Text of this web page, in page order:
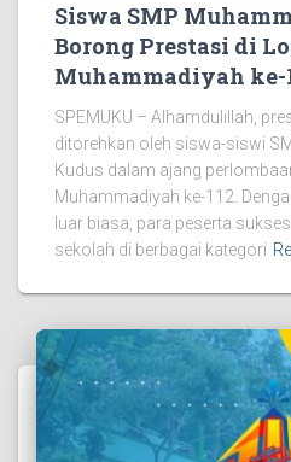
Siswa SMP
Borong Prestasi di
Muhammadiyah ke-
SPEMUKU – Alhamdulillah,
ditorehkan oleh siswa-siswi
Kudus dalam ajang
Muhammadiyah ke-112.
luar biasa, para peserta
sekolah di berbagai kategori